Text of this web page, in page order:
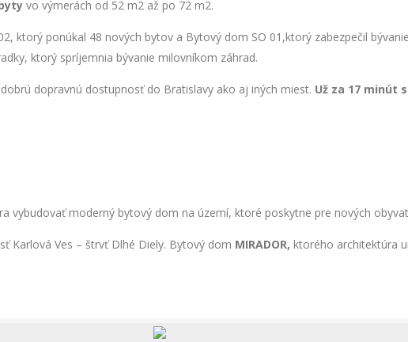
vo výmerách od 52 m2 až po 72 m2.
ktorý ponúkal 48 nových bytov a Bytový dom SO 01,ktorý zabezpečil
ktorý spríjemnia bývanie milovníkom záhrad.
dopravnú dostupnosť do Bratislavy ako aj iných miest. Už za 17 minút
vybudovať moderný bytový dom na území, ktoré poskytne pre nových
Karlová Ves – štrvť Dlhé Diely. Bytový dom MIRADOR, ktorého architektúra